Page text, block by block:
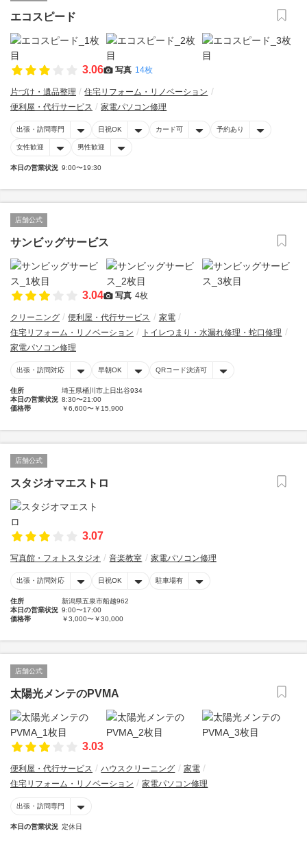
エコスピード
3.06 写真 14枚
片づけ・遺品整理
住宅リフォーム・リノベーション
便利屋・代行サービス
家電パソコン修理
出張・訪問専門 日祝OK カード可 予約あり
女性歓迎 男性歓迎
本日の営業状況 9:00〜19:30
店舗公式
サンビッグサービス
3.04 写真 4枚
クリーニング 便利屋・代行サービス
家電
住宅リフォーム・リノベーション
トイレつまり・水漏れ修理・蛇口修理
家電パソコン修理
出張・訪問対応 早朝OK QRコード決済可
住所
埼玉県桶川市上日出谷934
本日の営業状況 8:30〜21:00
価格帯
￥6,600〜￥15,900
店舗公式
スタジオマエストロ
3.07
写真館・フォトスタジオ 音楽教室 家電パソコン修理
出張・訪問対応 日祝OK 駐車場有
住所
新潟県五泉市船越962
本日の営業状況 9:00〜17:00
価格帯
￥3,000〜￥30,000
店舗公式
太陽光メンテのPVMA
3.03
便利屋・代行サービス ハウスクリーニング
家電
住宅リフォーム・リノベーション
家電パソコン修理
出張・訪問専門
本日の営業状況 定休日